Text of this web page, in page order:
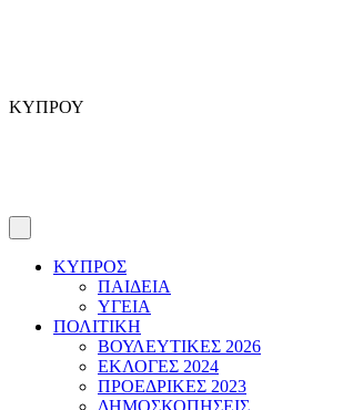
ΚΥΠΡΟΥ
ΚΥΠΡΟΣ
ΠΑΙΔΕΙΑ
ΥΓΕΙΑ
ΠΟΛΙΤΙΚΗ
ΒΟΥΛΕΥΤΙΚΕΣ 2026
ΕΚΛΟΓΕΣ 2024
ΠΡΟΕΔΡΙΚΕΣ 2023
ΔΗΜΟΣΚΟΠΗΣΕΙΣ